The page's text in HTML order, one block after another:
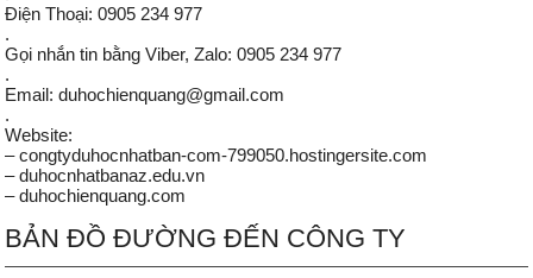
Điện Thoại: 0905 234 977
.
Gọi nhắn tin bằng Viber, Zalo: 0905 234 977
.
Email: duhochienquang@gmail.com
.
Website:
– congtyduhocnhatban-com-799050.hostingersite.com
– duhocnhatbanaz.edu.vn
– duhochienquang.com
BẢN ĐỒ ĐƯỜNG ĐẾN CÔNG TY